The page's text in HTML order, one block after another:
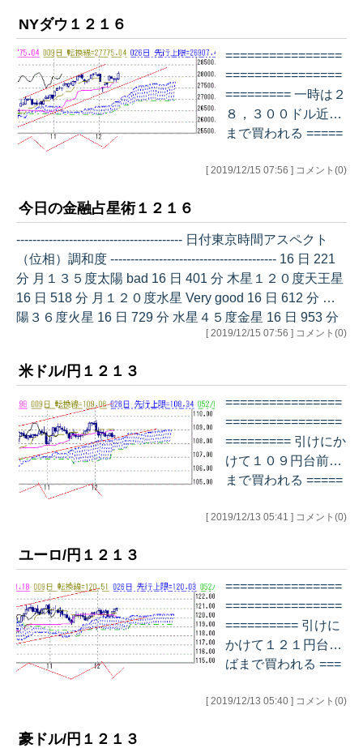
NYダウ１２１６
================
================
========= 一時は２
８，３００ドル近辺
まで買われる =====
================
[ 2019/12/15 07:56 ] コメント(0)
今日の金融占星術１２１６
----------------------------------------- 日付東京時間アスペクト
（位相）調和度 ----------------------------------------- 16 日 221
分 月１３５度太陽 bad 16 日 401 分 木星１２０度天王星
16 日 518 分 月１２０度水星 Very good 16 日 612 分 太
陽３６度火星 16 日 729 分 水星４５度金星 16 日 953 分
[ 2019/12/15 07:56 ] コメント(0)
米ドル/円１２１３
================
================
========= 引けにか
けて１０９円台前半
まで買われる =====
================
[ 2019/12/13 05:41 ] コメント(0)
ユーロ/円１２１３
================
================
========== 引けに
かけて１２１円台半
ばまで買われる ===
================
[ 2019/12/13 05:40 ] コメント(0)
豪ドル/円１２１３